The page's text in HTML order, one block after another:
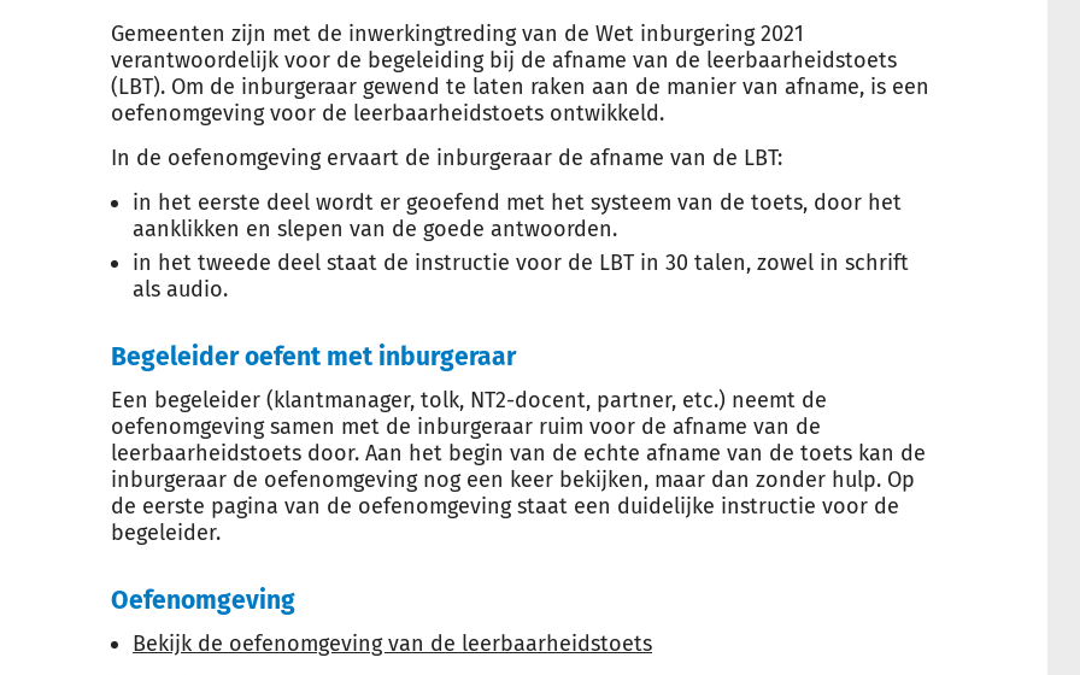
Gemeenten zijn met de inwerkingtreding van de Wet inburgering 2021
verantwoordelijk voor de begeleiding bij de afname van de leerbaarheidstoets
(LBT). Om de inburgeraar gewend te laten raken aan de manier van afname, is een
oefenomgeving voor de leerbaarheidstoets ontwikkeld.
In de oefenomgeving ervaart de inburgeraar de afname van de LBT:
in het eerste deel wordt er geoefend met het systeem van de toets, door het
aanklikken en slepen van de goede antwoorden.
in het tweede deel staat de instructie voor de LBT in 30 talen, zowel in schrift
als audio.
Begeleider oefent met inburgeraar
Een begeleider (klantmanager, tolk, NT2-docent, partner, etc.) neemt de
oefenomgeving samen met de inburgeraar ruim voor de afname van de
leerbaarheidstoets door. Aan het begin van de echte afname van de toets kan de
inburgeraar de oefenomgeving nog een keer bekijken, maar dan zonder hulp. Op
de eerste pagina van de oefenomgeving staat een duidelijke instructie voor de
begeleider.
Oefenomgeving
Bekijk de oefenomgeving van de leerbaarheidstoets